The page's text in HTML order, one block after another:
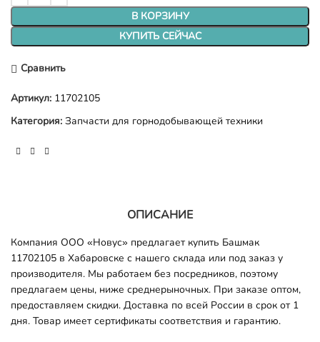
В КОРЗИНУ
КУПИТЬ СЕЙЧАС
Сравнить
Артикул: 11702105
Категория: Запчасти для горнодобывающей техники
ОПИСАНИЕ
Компания ООО «Новус» предлагает купить Башмак
11702105 в Хабаровске с нашего склада или под заказ у
производителя. Мы работаем без посредников, поэтому
предлагаем цены, ниже среднерыночных. При заказе оптом,
предоставляем скидки. Доставка по всей России в срок от 1
дня. Товар имеет сертификаты соответствия и гарантию.